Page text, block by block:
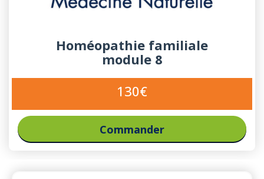
Homéopathie familiale
module 8
130€
Commander